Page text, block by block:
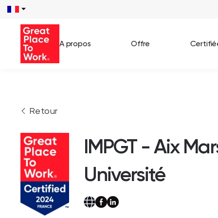
A propos Offre
Retour
IMPGT - Aix
Université